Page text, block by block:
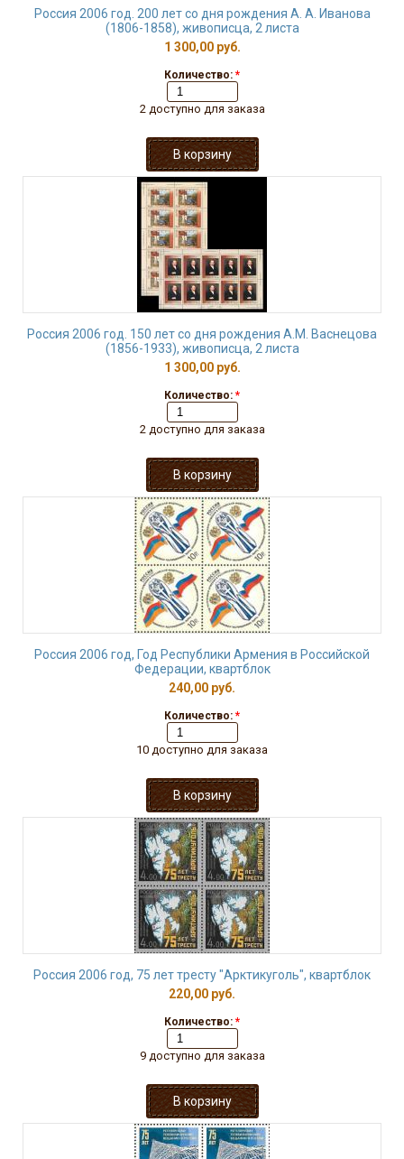
Россия 2006 год. 200 лет со дня рождения А. А. Иванова
(1806-1858), живописца, 2 листа
1 300,00 руб.
Количество: *
2 доступно для заказа
Россия 2006 год. 150 лет со дня рождения А.М. Васнецова
(1856-1933), живописца, 2 листа
1 300,00 руб.
Количество: *
2 доступно для заказа
Россия 2006 год, Год Республики Армения в Российской
Федерации, квартблок
240,00 руб.
Количество: *
10 доступно для заказа
Россия 2006 год, 75 лет тресту "Арктикуголь", квартблок
220,00 руб.
Количество: *
9 доступно для заказа